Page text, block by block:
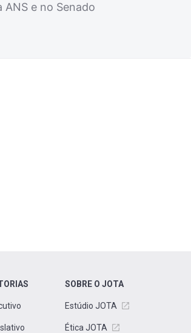
ANS e no Senado
SOBRE O JOTA
Estúdio JOTA
Ética JOTA